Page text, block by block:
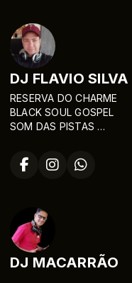
DJ FLAVIO SILVA
RESERVA DO CHARME
BLACK SOUL GOSPEL
SOM DAS PISTAS
DJ MACARRÃO